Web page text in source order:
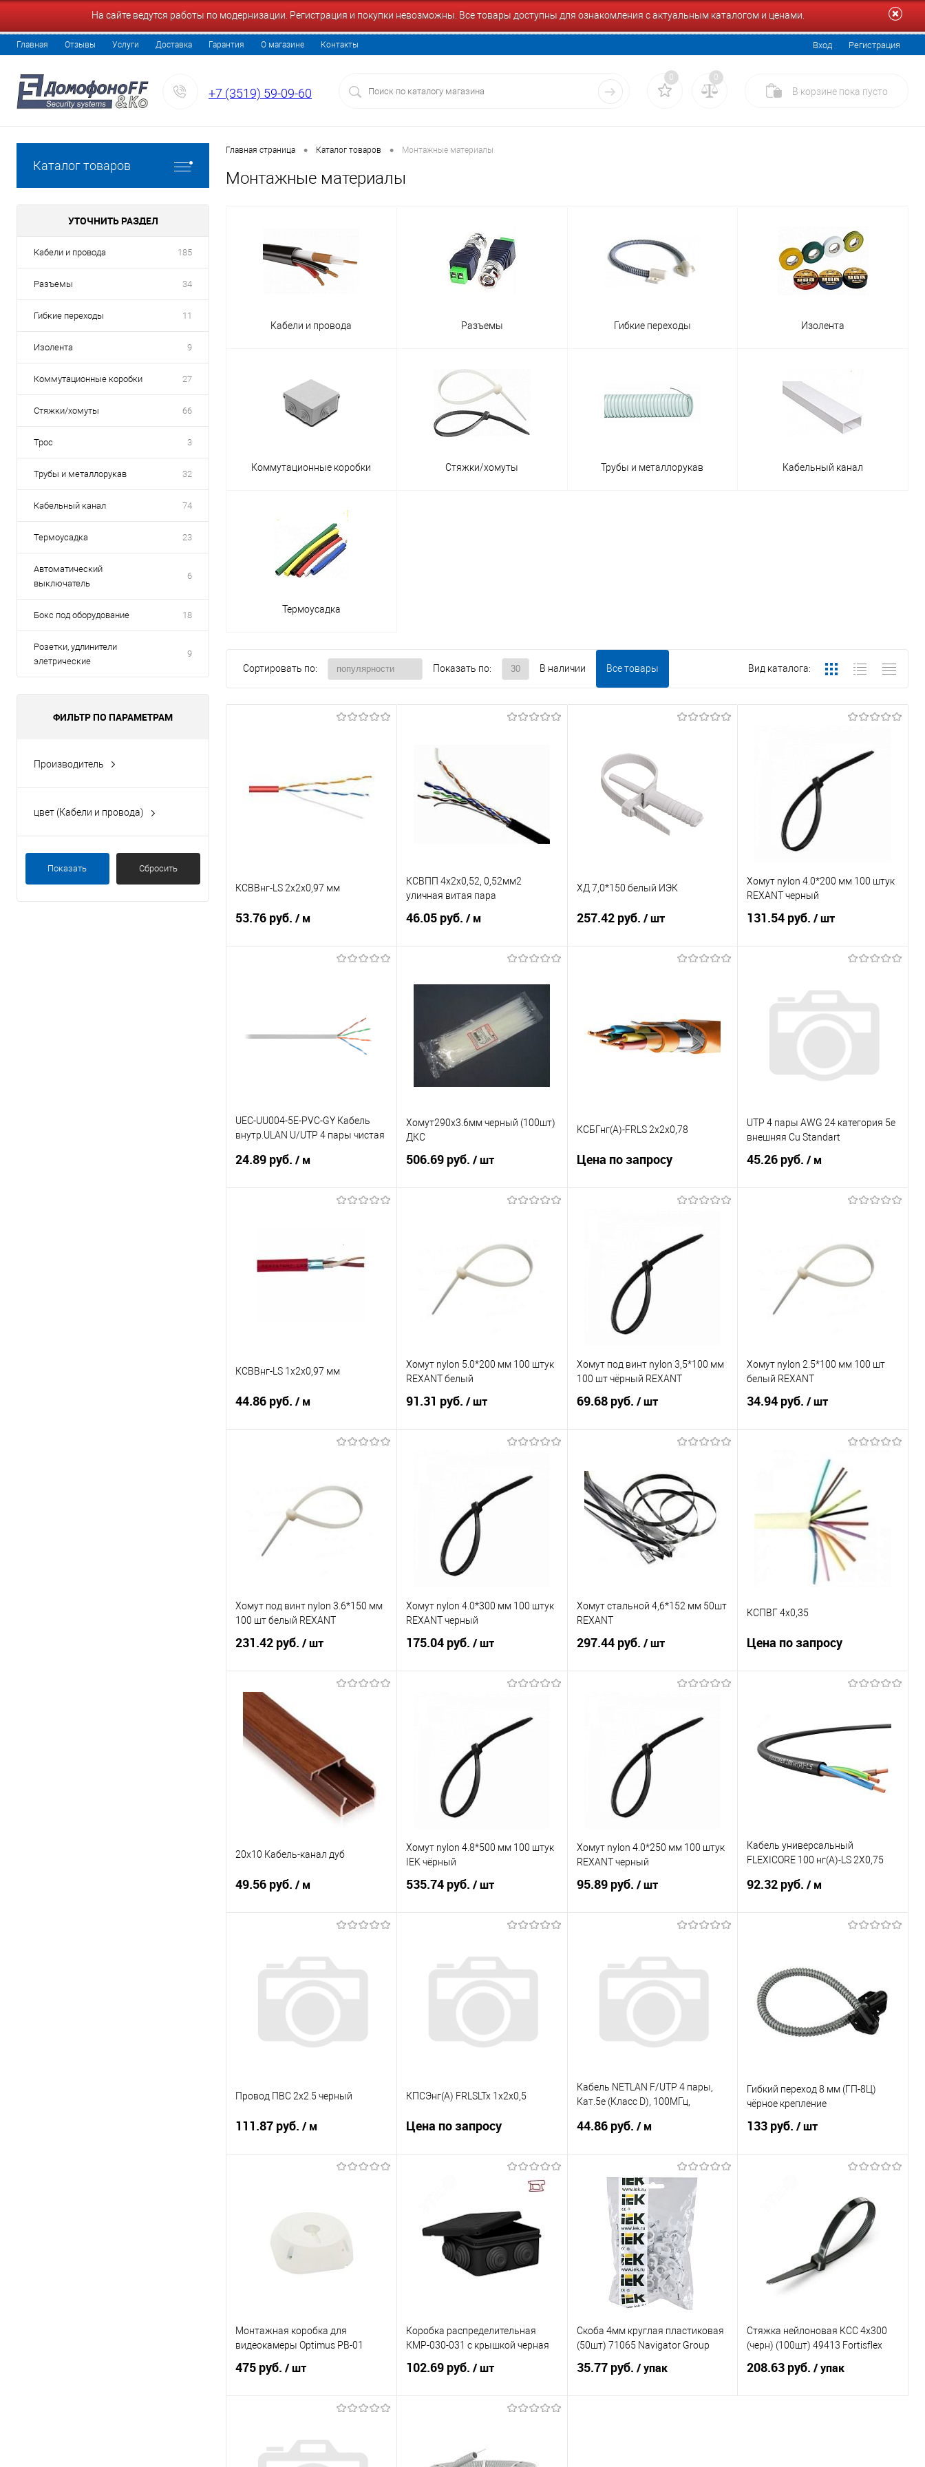
На сайте ведутся работы по модернизации. Регистрация и покупки невозможны. Все товары доступны для ознакомления с актуальным каталогом и ценами.
Главная Отзывы Услуги Доставка Гарантия О магазине Контакты Вход Регистрация
+7 (3519) 59-09-60
0 0
В корзине пока пусто
Каталог товаров
УТОЧНИТЬ РАЗДЕЛ
Кабели и провода 185
Разъемы 34
Гибкие переходы 11
Изолента 9
Коммутационные коробки 27
Стяжки/хомуты 66
Трос 3
Трубы и металлорукав 32
Кабельный канал 74
Термоусадка 23
Автоматический
выключатель
6
Бокс под оборудование 18
Розетки, удлинители
элетрические
9
ФИЛЬТР ПО ПАРАМЕТРАМ
Производитель
Fortisflex
цвет (Кабели и провода)
оранжевый
Показать Сбросить
Главная страница • Каталог товаров • Монтажные материалы
Монтажные материалы
Кабели и провода Разъемы Гибкие переходы Изолента
Коммутационные коробки Стяжки/хомуты Трубы и металлорукав Кабельный канал
Термоусадка
Сортировать по: Показать по: В наличии Все товары Вид каталога:
КСВВнг-LS 2х2х0,97 мм
53.76 руб. / м
В избранное
Под заказ
КСВПП 4х2х0,52, 0,52мм2
уличная витая пара
46.05 руб. / м
Купить в 1 клик
К сравнению
В избранное
Под заказ
ХД 7,0*150 белый ИЭК
257.42 руб. / шт
В избранное
Под заказ
Хомут nylon 4.0*200 мм 100 штук
REXANT черный
131.54 руб./ шт
Купить в 1 клик
К сравнению
В избранное
Под заказ
UEC-UU004-5E-PVC-GY Кабель
внутр.ULAN U/UTP 4 пары чистая
24.89 руб. / м
К сравнению
В избранное
Хомут290х3.6мм черный (100шт)
ДКС
506.69 руб. / шт
Купить в 1 клик
К сравнению
В избранное
КСБГнг(А)-FRLS 2х2х0,78
Цена по запросу
К сравнению
В избранное
UTP 4 пары AWG 24 категория 5е
внешняя Cu Standart
45.26 руб./ м
Купить в 1 клик
К сравнению
В избранное
КСВВнг-LS 1х2х0,97 мм
44.86 руб. / м
Купить в 1 клик
К сравнению
В избранное
Под заказ
Хомут nylon 5.0*200 мм 100 штук
REXANT белый
91.31 руб. / шт
К сравнению
В избранное
Хомут под винт nylon 3,5*100 мм
100 шт чёрный REXANT
69.68 руб. / шт
Купить в 1 клик
К сравнению
В избранное
Под заказ
Хомут nylon 2.5*100 мм 100 шт
белый REXANT
34.94 руб./ шт
В корзину
Купить в 1 клик
К сравнению
В избранное
Хомут под винт nylon 3.6*150 мм
100 шт белый REXANT
231.42 руб. / шт
Купить в 1 клик
В избранное
Под заказ
Хомут nylon 4.0*300 мм 100 штук
REXANT черный
175.04 руб. / шт
К сравнению
В избранное
Хомут стальной 4,6*152 мм 50шт
REXANT
297.44 руб. / шт
К сравнению
В избранное
КСПВГ 4х0,35
Цена по запросу
Купить в 1 клик
В избранное
20х10 Кабель-канал дуб
49.56 руб. / м
Купить в 1 клик
К сравнению
В избранное
Под заказ
Хомут nylon 4.8*500 мм 100 штук
IEK чёрный
535.74 руб. / шт
Купить в 1 клик
К сравнению
В избранное
Под заказ
Хомут nylon 4.0*250 мм 100 штук
REXANT черный
95.89 руб. / шт
Купить в 1 клик
К сравнению
В избранное
Под заказ
Кабель универсальный
FLEXICORE 100 нг(А)-LS 2X0,75
92.32 руб./ м
Купить в 1 клик
В избранное
160
Провод ПВС 2х2.5 черный
111.87 руб. / м
Купить в 1 клик
К сравнению
КПСЭнг(А) FRLSLTx 1х2х0,5
Цена по запросу
Запросить цену
Купить в 1 клик
К сравнению
В избранное
35
Кабель NETLAN F/UTP 4 пары,
Кат.5e (Класс D), 100МГц,
внутренний, PV
44.86 руб. / м
В корзину
Купить в 1 клик
К сравнению
В избранное
Под заказ
Гибкий переход 8 мм (ГП-8Ц)
чёрное крепление
133 руб./ шт
К сравнению
47
Монтажная коробка для
видеокамеры Optimus PB-01
475 руб. / шт
Купить в 1 клик К сравнению
Коробка распределительная
КМР-030-031 с крышкой черная
102.69 руб. / шт
Купить в 1 клик К сравнению
Скоба 4мм круглая пластиковая
(50шт) 71065 Navigator Group
35.77 руб. / упак
Стяжка нейлоновая КСС 4x300
(черн) (100шт) 49413 Fortisflex
208.63 руб./ упак